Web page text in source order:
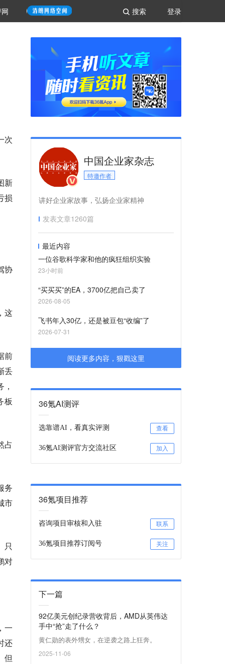
登录
搜索
次
新
损
协
这
前
丢
板
占
务
市
只
对
一
还
但
中国企业家杂志
特邀作者
讲好企业家故事，弘扬企业家精神
发表文章1260篇
最近内容
一位谷歌科学家和他的疯狂组织实验
23小时前
“买买买”的EA，3700亿把自己卖了
2026-08-05
飞书年入30亿，还是被豆包“收编”了
2026-07-31
阅读更多内容，狠戳这里
36氪AI测评
选靠谱AI，看真实评测 查看
36氪AI测评官方交流社区 加入
36氪项目推荐
咨询项目审核和入驻 联系
36氪项目推荐订阅号 关注
下一篇
92亿美元创纪录营收背后，AMD从英伟达
手中“抢”走了什么？
黄仁勋的表外甥女，在逆袭之路上狂奔。
2025-11-06